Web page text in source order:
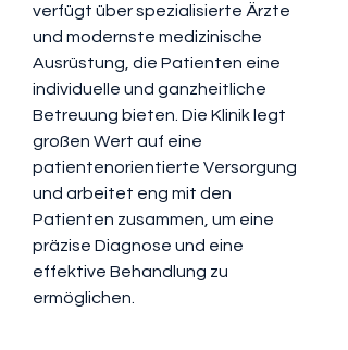
verfügt über spezialisierte Ärzte
und modernste medizinische
Ausrüstung, die Patienten eine
individuelle und ganzheitliche
Betreuung bieten. Die Klinik legt
großen Wert auf eine
patientenorientierte Versorgung
und arbeitet eng mit den
Patienten zusammen, um eine
präzise Diagnose und eine
effektive Behandlung zu
ermöglichen.